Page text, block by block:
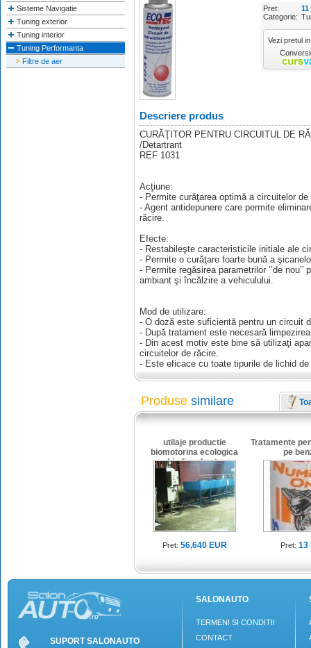
Sisteme Navigatie
Tuning exterior
Tuning interior
Tuning Performanta
Filtre de aer
Pret:
11
Categorie:
Vezi pretul in
Descriere produs
CURĂŢITOR PENTRU CIRCUITUL DE
/Detartrant
REF 1031
Acţiune:
- Permite curăţarea optimă a circuitelor de
- Agent antidepunere care permite
răcire.
Efecte:
- Restabileşte caracteristicile initiale ale
- Permite o curăţare foarte bună a
- Permite regăsirea parametrilor ’’de
ambiant şi încălzire a vehiculului.
Mod de utilizare:
- O doză este suficientă pentru un circuit
- După tratament este necesară
- Din acest motiv este bine să utilizaţi
circuitelor de răcire.
- Este eficace cu toate tipurile de lichid de
Produse similare
utilaje productie
biomotorina ecologica
biodiesel auto
Pret: 56,640 EUR
Tratamente
pe
Pret: 13
SUPORT SALONAUTO
SALONAUTO
TERMENI SI CONDITII
CONTACT